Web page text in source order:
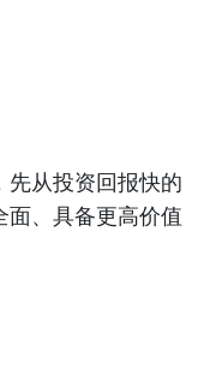
从投资回报快的
、具备更高价值